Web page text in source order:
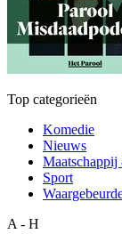
Top categorieën
Komedie
Nieuws
Sport
A - H